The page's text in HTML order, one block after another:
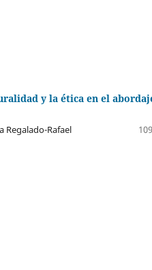
y la ética en el
Regalado-Rafael